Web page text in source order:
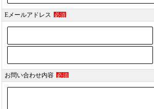
Eメールアドレス 必須
お問い合わせ内容 必須